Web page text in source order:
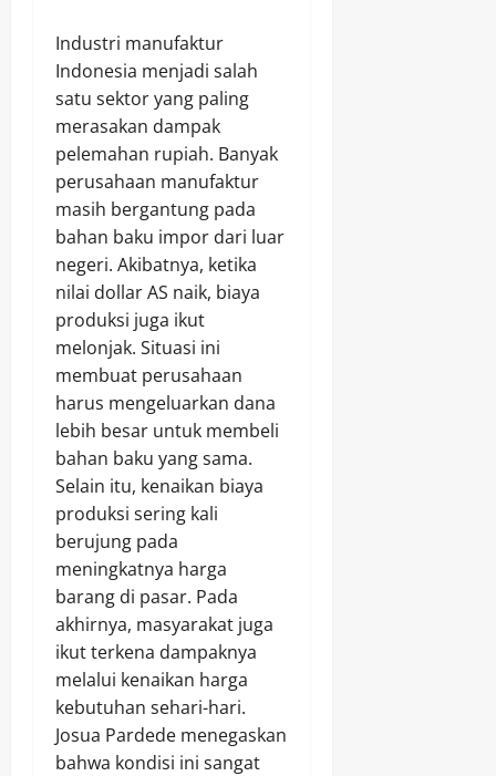
Industri manufaktur
Indonesia menjadi salah
satu sektor yang paling
merasakan dampak
pelemahan rupiah. Banyak
perusahaan manufaktur
masih bergantung pada
bahan baku impor dari luar
negeri. Akibatnya, ketika
nilai dollar AS naik, biaya
produksi juga ikut
melonjak. Situasi ini
membuat perusahaan
harus mengeluarkan dana
lebih besar untuk membeli
bahan baku yang sama.
Selain itu, kenaikan biaya
produksi sering kali
berujung pada
meningkatnya harga
barang di pasar. Pada
akhirnya, masyarakat juga
ikut terkena dampaknya
melalui kenaikan harga
kebutuhan sehari-hari.
Josua Pardede menegaskan
bahwa kondisi ini sangat